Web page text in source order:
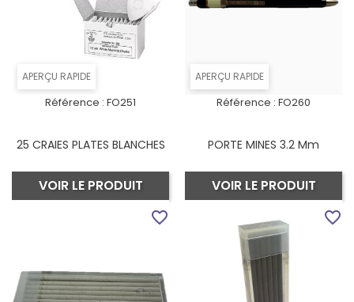
APERÇU RAPIDE
Référence : FO251
25 CRAIES PLATES BLANCHES
VOIR LE PRODUIT
APERÇU RAPIDE
Référence : FO260
PORTE MINES 3.2 Mm
VOIR LE PRODUIT
favorite_border favorite_border